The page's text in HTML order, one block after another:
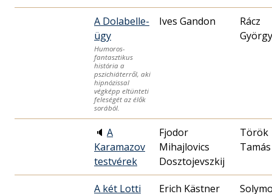
A Dolabelle-
ügy
Humoros-
fantasztikus
história a
pszichiáterről, aki
hipnózissal
végképp eltünteti
feleségét az élők
sorából.
Ives Gandon
Rácz
György
🔈 A
Karamazov
testvérek
Fjodor
Mihajlovics
Dosztojevszkij
Török
Tamás
A két Lotti
Erich Kästner